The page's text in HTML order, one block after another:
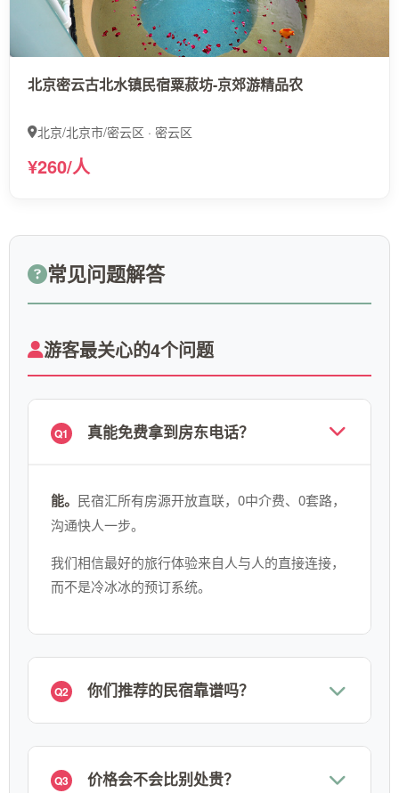
北京密云古北水镇民宿粟菽坊-京郊游精品农
北京/北京市/密云区 · 密云区
¥260/人
常见问题解答
游客最关心的4个问题
Q1 真能免费拿到房东电话？
能。 民宿汇所有房源开放直联，0中介费、0套路，
沟通快人一步。
我们相信最好的旅行体验来自人与人的直接连接，
而不是冷冰冰的预订系统。
Q2 你们推荐的民宿靠谱吗？
Q3 价格会不会比别处贵？